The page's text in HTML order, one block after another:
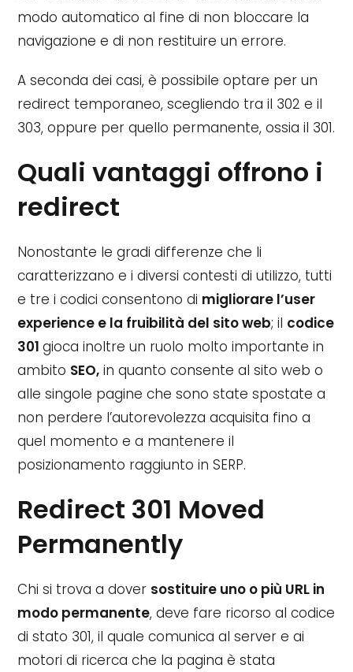
modo automatico al fine di non bloccare la
navigazione e di non restituire un errore.
A seconda dei casi, è possibile optare per un
redirect temporaneo, scegliendo tra il 302 e il
303, oppure per quello permanente, ossia il 301.
Quali vantaggi offrono i
redirect
Nonostante le gradi differenze che li
caratterizzano e i diversi contesti di utilizzo, tutti
e tre i codici consentono di migliorare l’user
experience e la fruibilità del sito web; il codice
301gioca inoltre un ruolo molto importante in
ambito SEO, in quanto consente al sito web o
alle singole pagine che sono state spostate a
non perdere l’autorevolezza acquisita fino a
quel momento e a mantenere il
posizionamento raggiunto in SERP.
Redirect 301 Moved
Permanently
Chi si trova a dover sostituire uno o più URL in
modo permanente, deve fare ricorso al codice
di stato 301, il quale comunica al server e ai
motori di ricerca che la pagina è stata